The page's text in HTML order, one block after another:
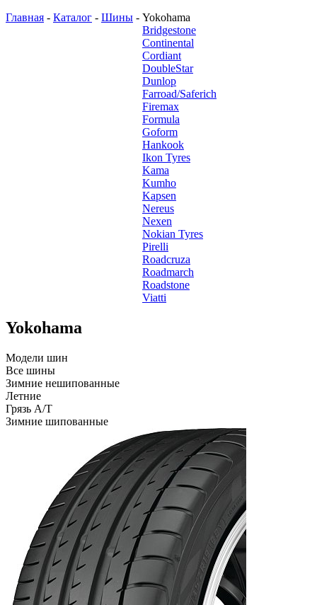
Главная - Каталог - Шины - Yokohama
Bridgestone
Continental
Cordiant
DoubleStar
Dunlop
Farroad/Saferich
Firemax
Formula
Goform
Hankook
Ikon Tyres
Kama
Kumho
Kapsen
Nereus
Nexen
Nokian Tyres
Pirelli
Roadcruza
Roadmarch
Roadstone
Viatti
Yokohama
Модели шин
Все шины
Зимние нешипованные
Летние
Грязь A/T
Зимние шипованные